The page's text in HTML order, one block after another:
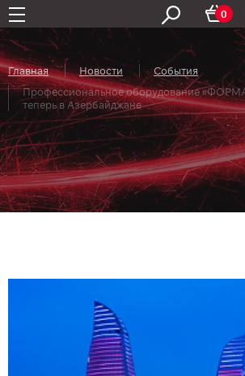
0
Главная Новости
События
Профессиональное оборудование
теперь в Азербайджане